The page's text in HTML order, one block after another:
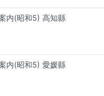
内(昭和5) 高知縣
内(昭和5) 愛媛縣